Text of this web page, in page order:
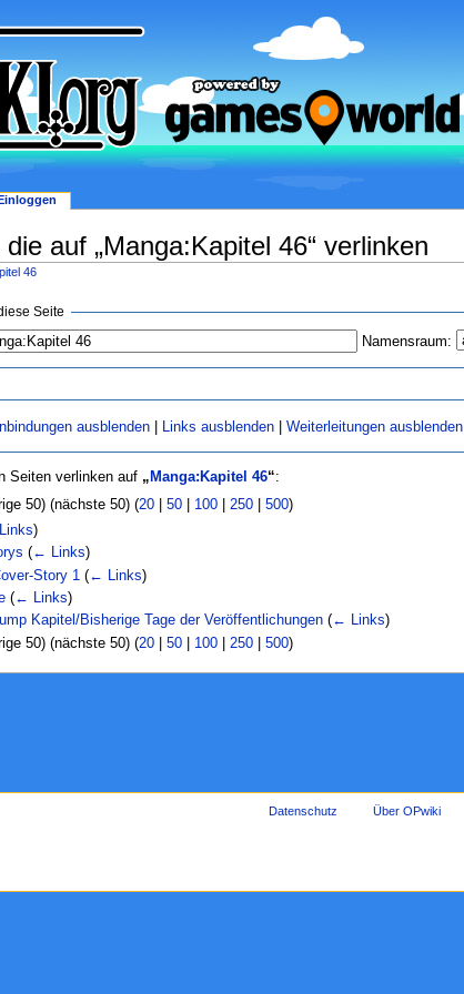
auf „Manga:Kapitel 46“ verlinken
46
Seite
Namensraum:
ausblenden
Links ausblenden |Weiterleitungen ausblenden
Seiten verlinken auf „ Manga:Kapitel 46“:
50) (nächste 50) (20| 50| 100| 250| 500)
)
(← Links)
Story 1 (← Links)
(← Links)
Kapitel/Bisherige Tage der Veröffentlichungen (← Links)
50) (nächste 50) (20| 50| 100| 250| 500)
Datenschutz Über OPwiki